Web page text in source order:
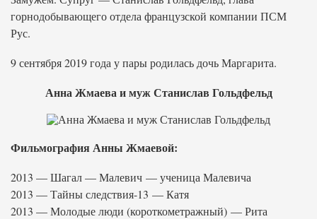
горнодобывающего отдела французской компании ПСМ
Рус.
9 сентября 2019 года у пары родилась дочь Маргарита.
Анна Жмаева и муж Станислав Гольдфельд
Фильмография Анны Жмаевой:
2013 — Шагал — Малевич — ученица Малевича
2013 — Тайны следствия-13 — Катя
2013 — Молодые люди (короткометражный) — Рита